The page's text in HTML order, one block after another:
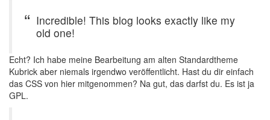
Incredible! This blog looks exactly like my
old one!
Echt? Ich habe meine Bearbeitung am alten Standardtheme
Kubrick aber niemals irgendwo veröffentlicht. Hast du dir einfach
das CSS von hier mitgenommen? Na gut, das darfst du. Es ist ja
GPL.